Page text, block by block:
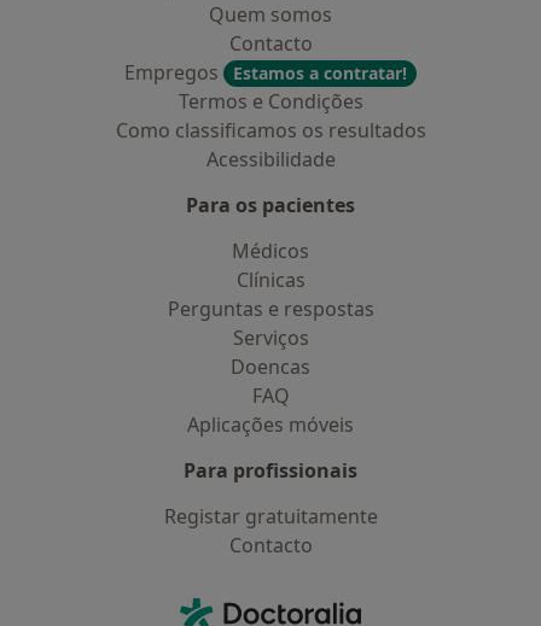
Quem somos
Contacto
Empregos
Estamos a contratar!
Termos e Condições
Como classificamos os resultados
Acessibilidade
Para os pacientes
Médicos
Clínicas
Perguntas e respostas
Serviços
Doencas
FAQ
Aplicações móveis
Para profissionais
Registar gratuitamente
Contacto
Doctoralia - Homepage